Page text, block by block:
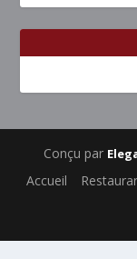
Conçu par
Accueil